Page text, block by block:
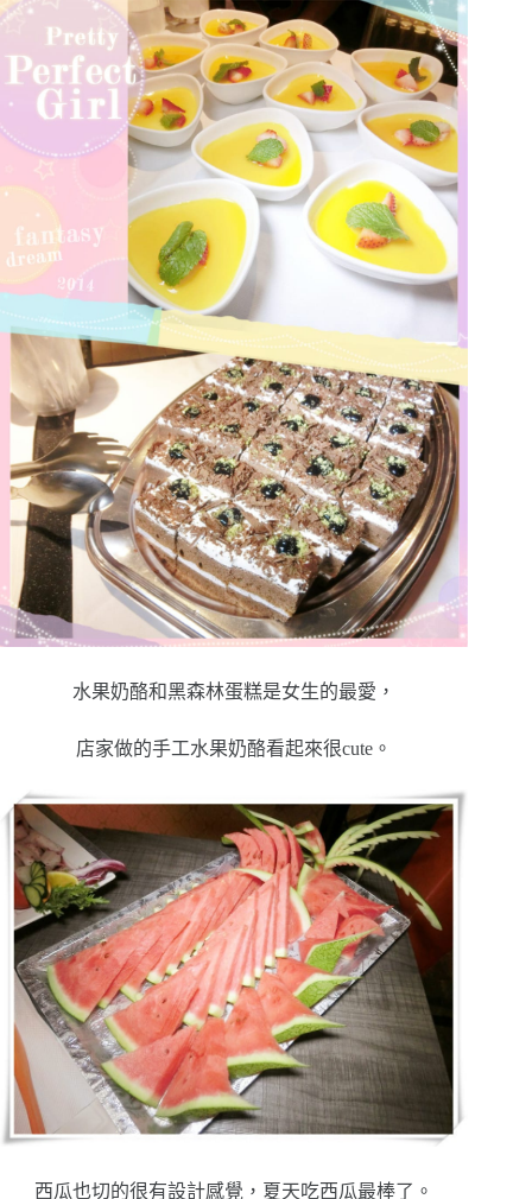
水果奶酪和黑森林蛋糕是女生的最愛，
店家做的手工水果奶酪看起來很cute。
西瓜也切的很有設計感覺，夏天吃西瓜最棒了。